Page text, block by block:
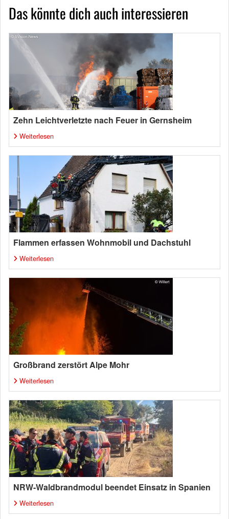
Das könnte dich auch interessieren
Zehn Leichtverletzte nach Feuer in Gernsheim
Weiterlesen
Flammen erfassen Wohnmobil und Dachstuhl
Weiterlesen
Großbrand zerstört Alpe Mohr
Weiterlesen
NRW-Waldbrandmodul beendet Einsatz in Spanien
Weiterlesen